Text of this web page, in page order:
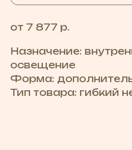
от 7 877 р.
Назначение:
освещение
Форма:
Тип товара: гибкий